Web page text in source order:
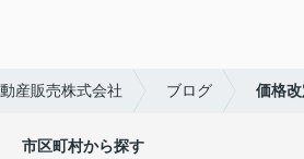
産販売株式会社 ブログ 価格改
市区町村から探す